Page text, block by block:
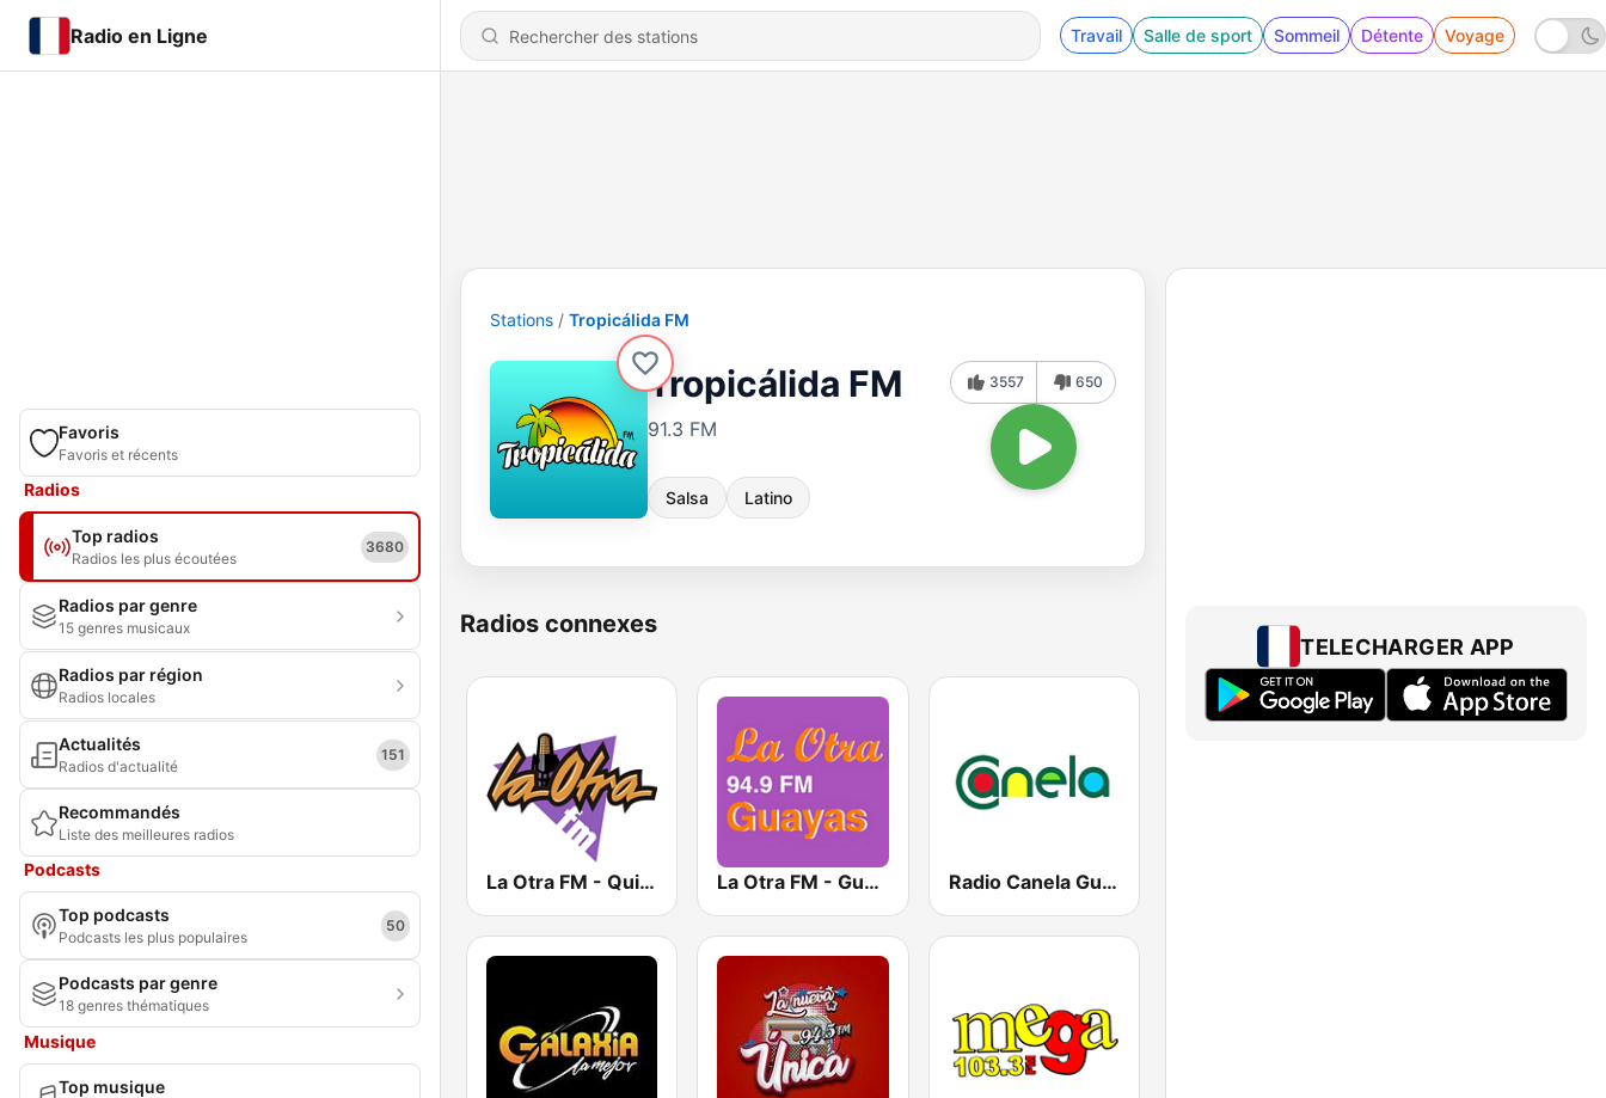
Radio en Ligne Travail Salle de sport Sommeil Détente Voyage
Favoris
Favoris et récents
Radios
Top radios
Radios les plus écoutées
3680
Radios par genre
15 genres musicaux
Radios par région
Radios locales
Actualités
Radios d'actualité
151
Recommandés
Liste des meilleures radios
Podcasts
Top podcasts
Podcasts les plus populaires
50
Podcasts par genre
18 genres thématiques
Musique
Top musique
Stations Tropicálida FM
Tropicálida FM
91.3 FM
Salsa Latino
3557 650
Radios connexes
La Otra FM - Quito La Otra FM - Guayaquil Radio Canela Guayas
TELECHARGER APP